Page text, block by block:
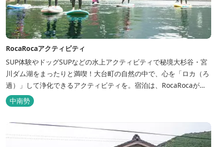
RocaRocaアクティビティ
SUP体験やドッグSUPなどの水上アクティビティで秘境大杉谷・宮
川ダム湖をまったりと満喫！大台町の自然の中で、心を「ロカ（ろ
過）」して浄化できるアクティビティを。宿泊は、RocaRocaが運
営する「キャンプスタイルの宿やまがら」へ！
中南勢